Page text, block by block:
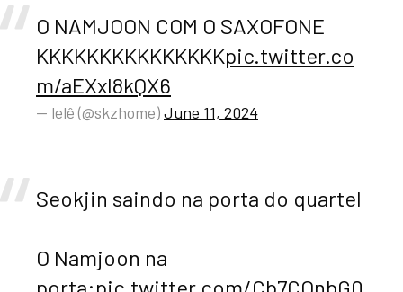
O NAMJOON COM O SAXOFONE
KKKKKKKKKKKKKKKpic.twitter.co
m/aEXxI8kQX6
— lelê (@skzhome)June 11, 2024
Seokjin saindo na porta do quartel
O Namjoon na